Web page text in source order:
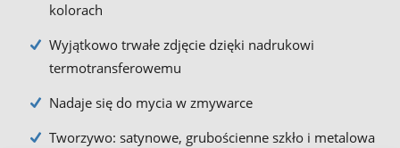
kolorach
Wyjątkowo trwałe zdjęcie dzięki nadrukowi
termotransferowemu
Nadaje się do mycia w zmywarce
Tworzywo: satynowe, grubościenne szkło i metalowa